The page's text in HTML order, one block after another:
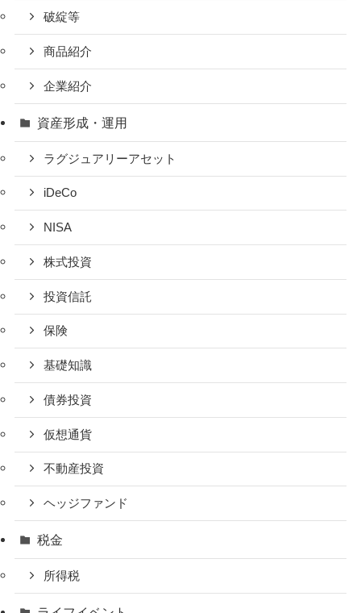
破綻等
商品紹介
企業紹介
資産形成・運用
ラグジュアリーアセット
iDeCo
NISA
株式投資
投資信託
保険
基礎知識
債券投資
仮想通貨
不動産投資
ヘッジファンド
税金
所得税